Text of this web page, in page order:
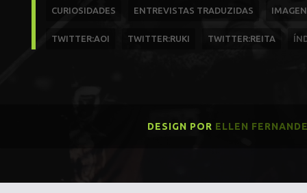
CURIOSIDADES ENTREVISTAS TRADUZIDAS
TWITTER:AOI TWITTER:RUKI TWITTER:REITA
DESIGN POR ELLEN